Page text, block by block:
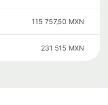
115 757,50 MXN
231 515 MXN